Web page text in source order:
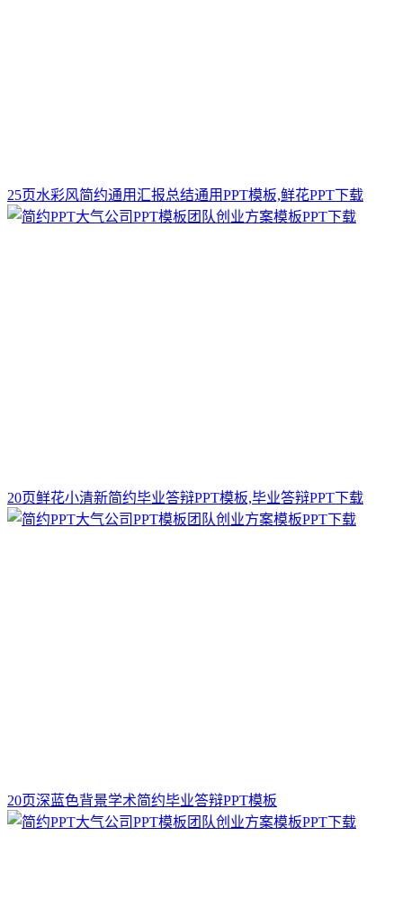
25页水彩风简约通用汇报总结通用PPT模板,鲜花PPT下载
20页鲜花小清新简约毕业答辩PPT模板,毕业答辩PPT下载
20页深蓝色背景学术简约毕业答辩PPT模板